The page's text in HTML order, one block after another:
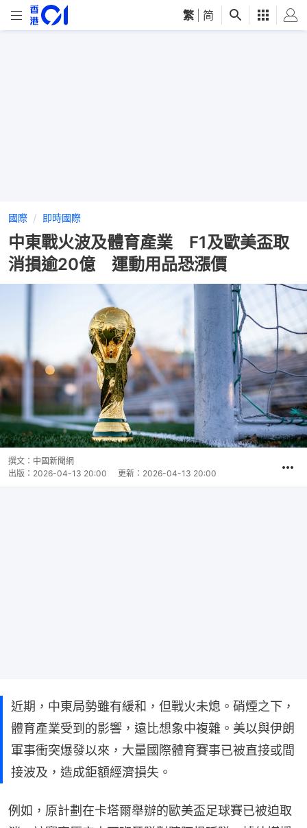
繁 简
國際 即時國際
中東戰火波及體育產業 F1及歐美盃取
消損逾20億 運動用品恐漲價
撰文： 中國新聞網
出版： 2026-04-13 20:00 更新： 2026-04-13 20:00
近期，中東局勢雖有緩和，但戰火未熄。硝煙之下，
體育產業受到的影響，遠比想象中複雜。美以與伊朗
軍事衝突爆發以來，大量國際體育賽事已被直接或間
接波及，造成鉅額經濟損失。
例如，原計劃在卡塔爾舉辦的歐美盃足球賽已被迫取